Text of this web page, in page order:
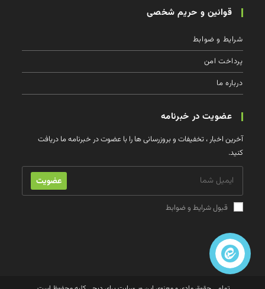
قوانین و حریم شخصی
شرایط و ضوابط
پرداخت امن
درباره ما
عضویت در خبرنامه
آخرین اخبار ، تخفیفات و بروزرسانی ها را با عضوت در خبرنامه ما دریافت
کنید.
عضویت
قبول شرایط و ضوابط